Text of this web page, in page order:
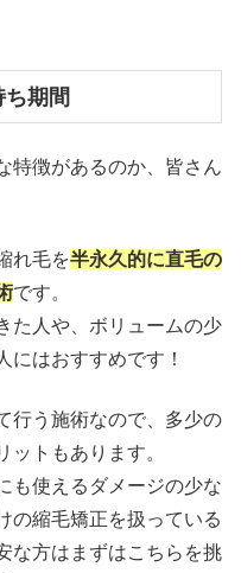
期間
特徴があるのか、皆さん
れ毛を半永久的に直毛の
です。
た人や、ボリュームの少
にはおすすめです！
行う施術なので、多少の
ットもあります。
も使えるダメージの少な
の縮毛矯正を扱っている
な方はまずはこちらを挑